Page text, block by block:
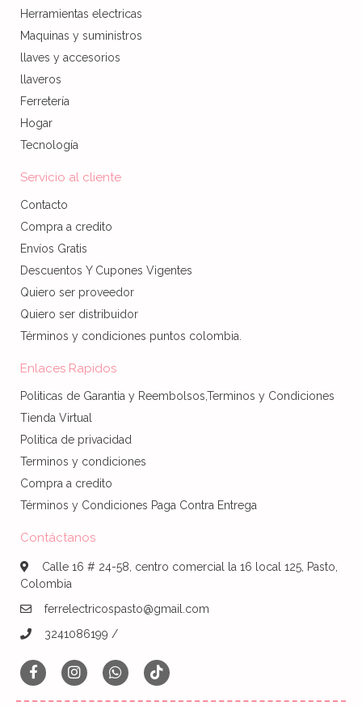
Herramientas electricas
Maquinas y suministros
llaves y accesorios
llaveros
Ferretería
Hogar
Tecnología
Servicio al cliente
Contacto
Compra a credito
Envíos Gratis
Descuentos Y Cupones Vigentes
Quiero ser proveedor
Quiero ser distribuidor
Términos y condiciones puntos colombia.
Enlaces Rapidos
Politicas de Garantia y Reembolsos,Terminos y Condiciones
Tienda Virtual
Politica de privacidad
Terminos y condiciones
Compra a credito
Términos y Condiciones Paga Contra Entrega
Contáctanos
Calle 16 # 24-58, centro comercial la 16 local 125, Pasto,
Colombia
ferrelectricospasto@gmail.com
3241086199 /